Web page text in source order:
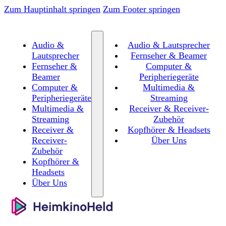
Zum Hauptinhalt springen Zum Footer springen
Audio &
Lautsprecher
Fernseher &
Beamer
Computer &
Peripheriegeräte
Multimedia &
Streaming
Receiver &
Receiver-
Zubehör
Kopfhörer &
Headsets
Über Uns
Audio & Lautsprecher
Fernseher & Beamer
Computer &
Peripheriegeräte
Multimedia &
Streaming
Receiver & Receiver-
Zubehör
Kopfhörer & Headsets
Über Uns